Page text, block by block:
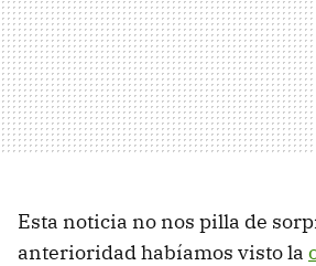
Esta noticia no nos pilla de
anterioridad habíamos visto la